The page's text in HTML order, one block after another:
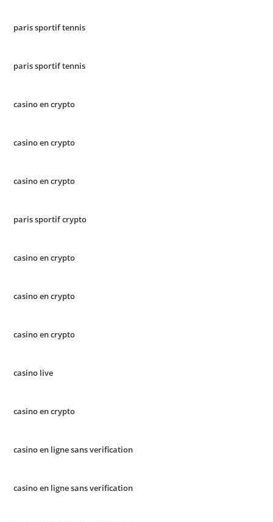
paris sportif tennis
paris sportif tennis
casino en crypto
casino en crypto
casino en crypto
paris sportif crypto
casino en crypto
casino en crypto
casino en crypto
casino live
casino en crypto
casino en ligne sans verification
casino en ligne sans verification